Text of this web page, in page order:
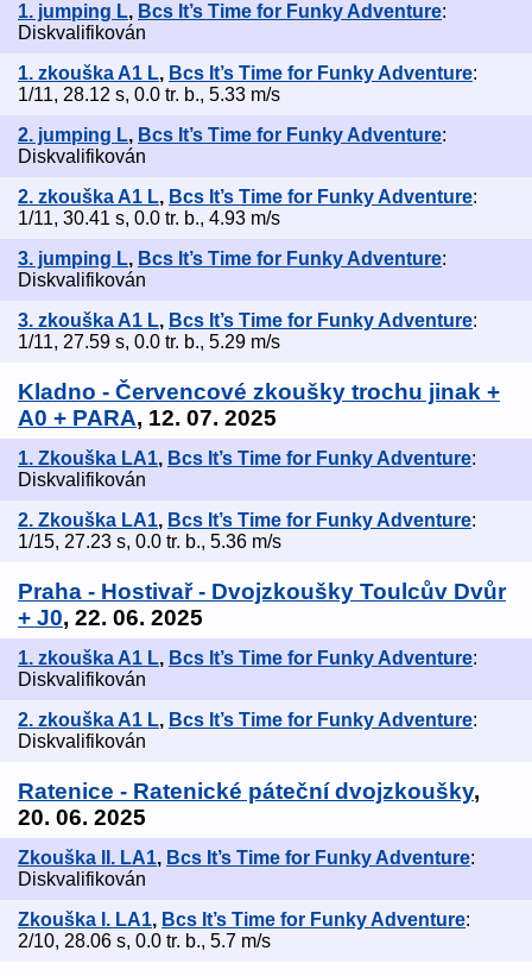
1. jumping L, Bcs It’s Time for Funky Adventure:
Diskvalifikován
1. zkouška A1 L, Bcs It’s Time for Funky Adventure:
1/11, 28.12 s, 0.0 tr. b., 5.33 m/s
2. jumping L, Bcs It’s Time for Funky Adventure:
Diskvalifikován
2. zkouška A1 L, Bcs It’s Time for Funky Adventure:
1/11, 30.41 s, 0.0 tr. b., 4.93 m/s
3. jumping L, Bcs It’s Time for Funky Adventure:
Diskvalifikován
3. zkouška A1 L, Bcs It’s Time for Funky Adventure:
1/11, 27.59 s, 0.0 tr. b., 5.29 m/s
Kladno - Červencové zkoušky trochu jinak +
A0 + PARA, 12. 07. 2025
1. Zkouška LA1, Bcs It’s Time for Funky Adventure:
Diskvalifikován
2. Zkouška LA1, Bcs It’s Time for Funky Adventure:
1/15, 27.23 s, 0.0 tr. b., 5.36 m/s
Praha - Hostivař - Dvojzkoušky Toulcův Dvůr
+ J0, 22. 06. 2025
1. zkouška A1 L, Bcs It’s Time for Funky Adventure:
Diskvalifikován
2. zkouška A1 L, Bcs It’s Time for Funky Adventure:
Diskvalifikován
Ratenice - Ratenické páteční dvojzkoušky,
20. 06. 2025
Zkouška II. LA1, Bcs It’s Time for Funky Adventure:
Diskvalifikován
Zkouška I. LA1, Bcs It’s Time for Funky Adventure:
2/10, 28.06 s, 0.0 tr. b., 5.7 m/s